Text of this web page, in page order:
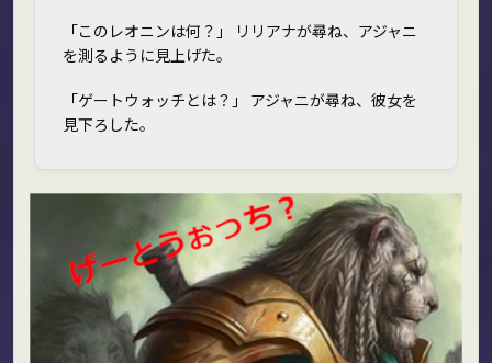
「このレオニンは何？」 リリアナが尋ね、アジャニ
を測るように見上げた。
「ゲートウォッチとは？」 アジャニが尋ね、彼女を
見下ろした。